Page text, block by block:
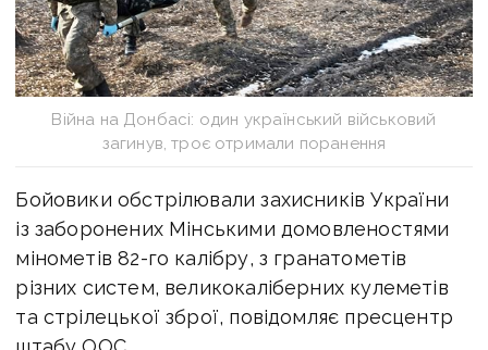
Війна на Донбасі: один український військовий
загинув, троє отримали поранення
Бойовики обстрілювали захисників України
із заборонених Мінськими домовленостями
мінометів 82-го калібру, з гранатометів
різних систем, великокаліберних кулеметів
та стрілецької зброї, повідомляє пресцентр